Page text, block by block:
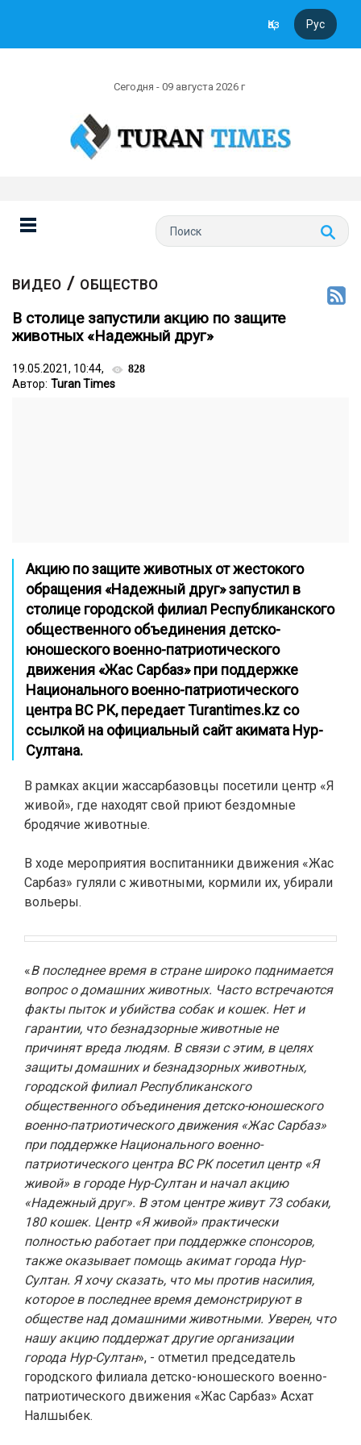
Қаз Рус
Сегодня - 09 августа 2026 г
ВИДЕО / ОБЩЕСТВО
В столице запустили акцию по защите
животных «Надежный друг»
19.05.2021, 10:44, 828
Автор: Turan Times
Акцию по защите животных от жестокого
обращения «Надежный друг» запустил в
столице городской филиал Республиканского
общественного объединения детско-
юношеского военно-патриотического
движения «Жас Сарбаз» при поддержке
Национального военно-патриотического
центра ВС РК, передаетTurantimes.kz со
ссылкой на официальный сайт акимата Нур-
Султана.
В рамках акции жассарбазовцы посетили центр «Я
живой», где находят свой приют бездомные
бродячие животные.
В ходе мероприятия воспитанники движения «Жас
Сарбаз» гуляли с животными, кормили их, убирали
вольеры.
«В последнее время в стране широко поднимается
вопрос о домашних животных. Часто встречаются
факты пыток и убийства собак и кошек. Нет и
гарантии, что безнадзорные животные не
причинят вреда людям. В связи с этим, в целях
защиты домашних и безнадзорных животных,
городской филиал Республиканского
общественного объединения детско-юношеского
военно-патриотического движения «Жас Сарбаз»
при поддержке Национального военно-
патриотического центра ВС РК посетил центр «Я
живой» в городе Нур-Султан и начал акцию
«Надежный друг». В этом центре живут 73 собаки,
180 кошек. Центр «Я живой» практически
полностью работает при поддержке спонсоров,
также оказывает помощь акимат города Нур-
Султан. Я хочу сказать, что мы против насилия,
которое в последнее время демонстрируют в
обществе над домашними животными. Уверен, что
нашу акцию поддержат другие организации
города Нур-Султан», - отметил председатель
городского филиала детско-юношеского военно-
патриотического движения «Жас Сарбаз» Асхат
Налшыбек.